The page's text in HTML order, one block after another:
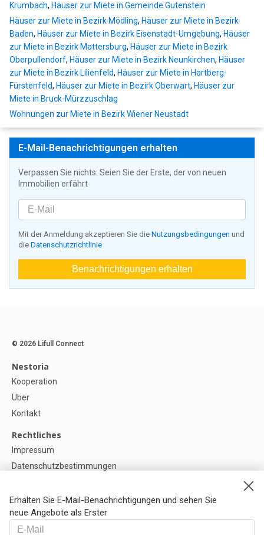
Krumbach, Häuser zur Miete in Gemeinde Gutenstein
Häuser zur Miete in Bezirk Mödling, Häuser zur Miete in Bezirk
Baden, Häuser zur Miete in Bezirk Eisenstadt-Umgebung, Häuser
zur Miete in Bezirk Mattersburg, Häuser zur Miete in Bezirk
Oberpullendorf, Häuser zur Miete in Bezirk Neunkirchen, Häuser
zur Miete in Bezirk Lilienfeld, Häuser zur Miete in Hartberg-
Fürstenfeld, Häuser zur Miete in Bezirk Oberwart, Häuser zur
Miete in Bruck-Mürzzuschlag
Wohnungen zur Miete in Bezirk Wiener Neustadt
E-Mail-Benachrichtigungen erhalten
Verpassen Sie nichts: Seien Sie der Erste, der von neuen
Immobilien erfährt
Mit der Anmeldung akzeptieren Sie die Nutzungsbedingungen und
die Datenschutzrichtlinie
Benachrichtigungen erhalten
Erhalten Sie E-Mail-Benachrichtigungen und sehen Sie
neue Angebote als Erster
© 2026 Lifull Connect
Nestoria
Kooperation
Über
Kontakt
Rechtliches
Impressum
Datenschutzbestimmungen
Cookie-Einstellunge
Hilfe